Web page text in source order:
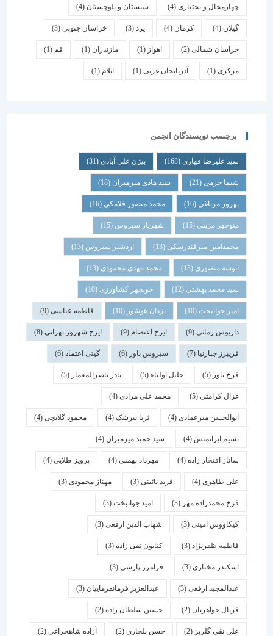
چهارمحال و بختیاری (4) سیستان و بلوچستان(4)
کرمان یزد خراسان جنوبی(3)
خراسان شمالی(2) اهواز مازندران(1) قم
(1) آذربایجان غربی(1) ایلام
برچسب نویسندگان انجمن
سید علیرضا قهاری(168) بیژن علی آبادی(31)
شیما خرمی(21) سید هادی میرمیران(18)
بهروز مرباغی (16) محمد منصور فلامکی (16)
منوچهر مزینی(15) شهریار سیروس(15)
محمدامین میرفندرسکی(13) اردشیر سیروس(13)
انوشه منصوری(13) محمد مهدی محمودی(13)
سید محمد بهشتی(12) خوبچهر کشاورزی(10)
امیر جوانبخت(10) یزدان هوشور(10) فاطمه عباسی(9)
داریوش زمانی(9) ایرج اعتصام(9) ایرج شهروز تهرانی(8)
فریبرز جبارنیا(7) سیروس باور(6) گیتی اعتماد(6)
فرخ باور(5) جلیل اولیاء(5) نادر ناصرالمعمار (5)
غزال کرامتی(5) محمد علی مرادی(4)
ابوالحسن میرعمادی(4) ثریا بیرشک(4) محمود گلابچی(4)
نسیم ایرانمنش(4) سید حمید میرمیران(4)
ساناز افتخار زاده(4) مهرداد بهمنی (4) پرویز طلایی(4)
علی طاهری(4) فرید نائینی(3) مهناز محمودی(3)
فرخ محمدزاده مهر(3) امید جوانبخت(3)
کیکاووس امینی(3) شهاب الدین ارفعی(3)
فاطمه ظفرنژاد(3) کتایون تقی زاده(3)
اسكندر مختاری (3) فرامرز پارسی(3)
عبدالمجید ارفعی(3) عبدالعزیز فرمانفرماییان(3)
فریال جواهریان(2) حسین سلطان زاده(2)
علی نقی گلریز(2) حسن بلخاری(2) آزاده شاهچراغی(2)